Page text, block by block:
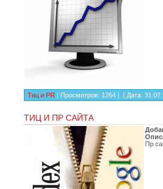
Тиц и PR | Просмотров: 1264 | | Дата:
ТИЦ И ПР САЙТА
Пр